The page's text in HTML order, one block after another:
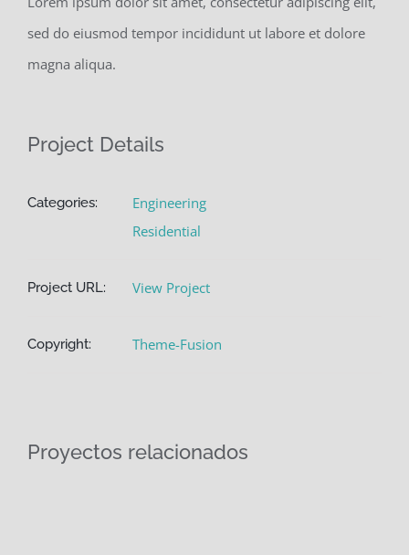
sed do eiusmod tempor incididunt ut labore et dolore
magna aliqua.
Project Details
Categories:
Engineering
Residential
Project URL: View Project
Copyright: Theme-Fusion
Proyectos relacionados